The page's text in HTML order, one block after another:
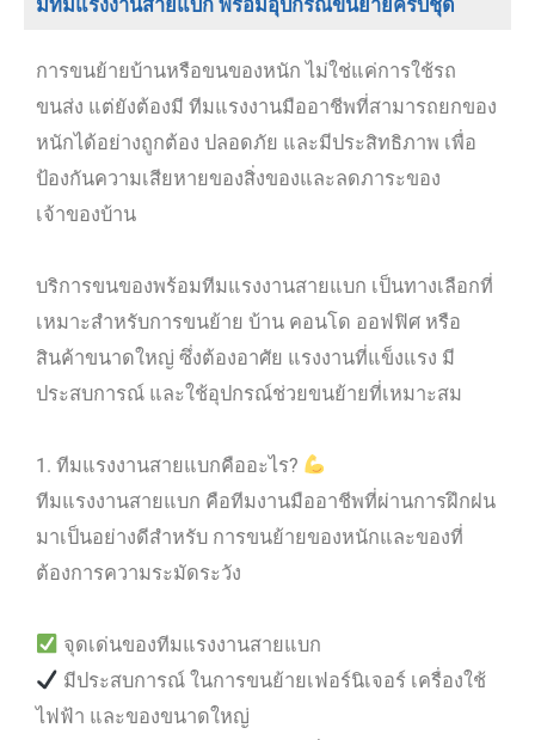
มีทีมแรงงานสายแบก พร้อมอุปกรณ์ขนย้ายครบชุด
การขนย้ายบ้านหรือขนของหนัก ไม่ใช่แค่การใช้รถ
ขนส่ง แต่ยังต้องมี ทีมแรงงานมืออาชีพที่สามารถยกของ
หนักได้อย่างถูกต้อง ปลอดภัย และมีประสิทธิภาพ เพื่อ
ป้องกันความเสียหายของสิ่งของและลดภาระของ
เจ้าของบ้าน
บริการขนของพร้อมทีมแรงงานสายแบก เป็นทางเลือกที่
เหมาะสำหรับการขนย้าย บ้าน คอนโด ออฟฟิศ หรือ
สินค้าขนาดใหญ่ ซึ่งต้องอาศัย แรงงานที่แข็งแรง มี
ประสบการณ์ และใช้อุปกรณ์ช่วยขนย้ายที่เหมาะสม
1. ทีมแรงงานสายแบกคืออะไร?
ทีมแรงงานสายแบก คือทีมงานมืออาชีพที่ผ่านการฝึกฝน
มาเป็นอย่างดีสำหรับ การขนย้ายของหนักและของที่
ต้องการความระมัดระวัง
จุดเด่นของทีมแรงงานสายแบก
มีประสบการณ์ ในการขนย้ายเฟอร์นิเจอร์ เครื่องใช้
ไฟฟ้า และของขนาดใหญ่